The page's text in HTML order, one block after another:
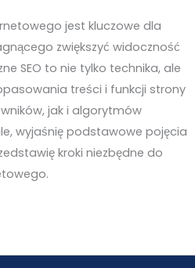
jest kluczowe dla
zwiększyć widoczność
SEO to nie tylko technika, ale
treści i funkcji strony
jak i algorytmów
wyjaśnię podstawowe pojęcia
kroki niezbędne do